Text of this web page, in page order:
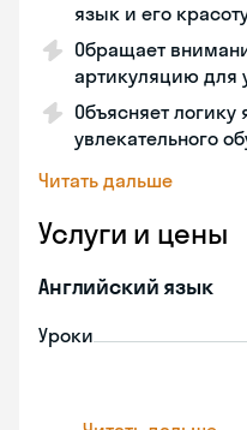
язык и его
Обращает
артикуляцию для
Объясняет логику
увлекательного
Читать дальше
Услуги и цены
Английский язык
Уроки